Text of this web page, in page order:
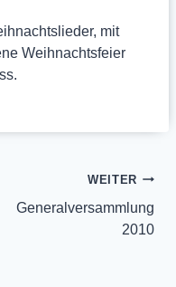
mit
Weihnachtsfeier
WEITER
Generalversammlung
2010